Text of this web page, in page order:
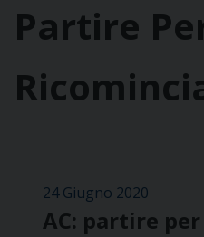
Partire
24 Giugno 2020
AC: partire